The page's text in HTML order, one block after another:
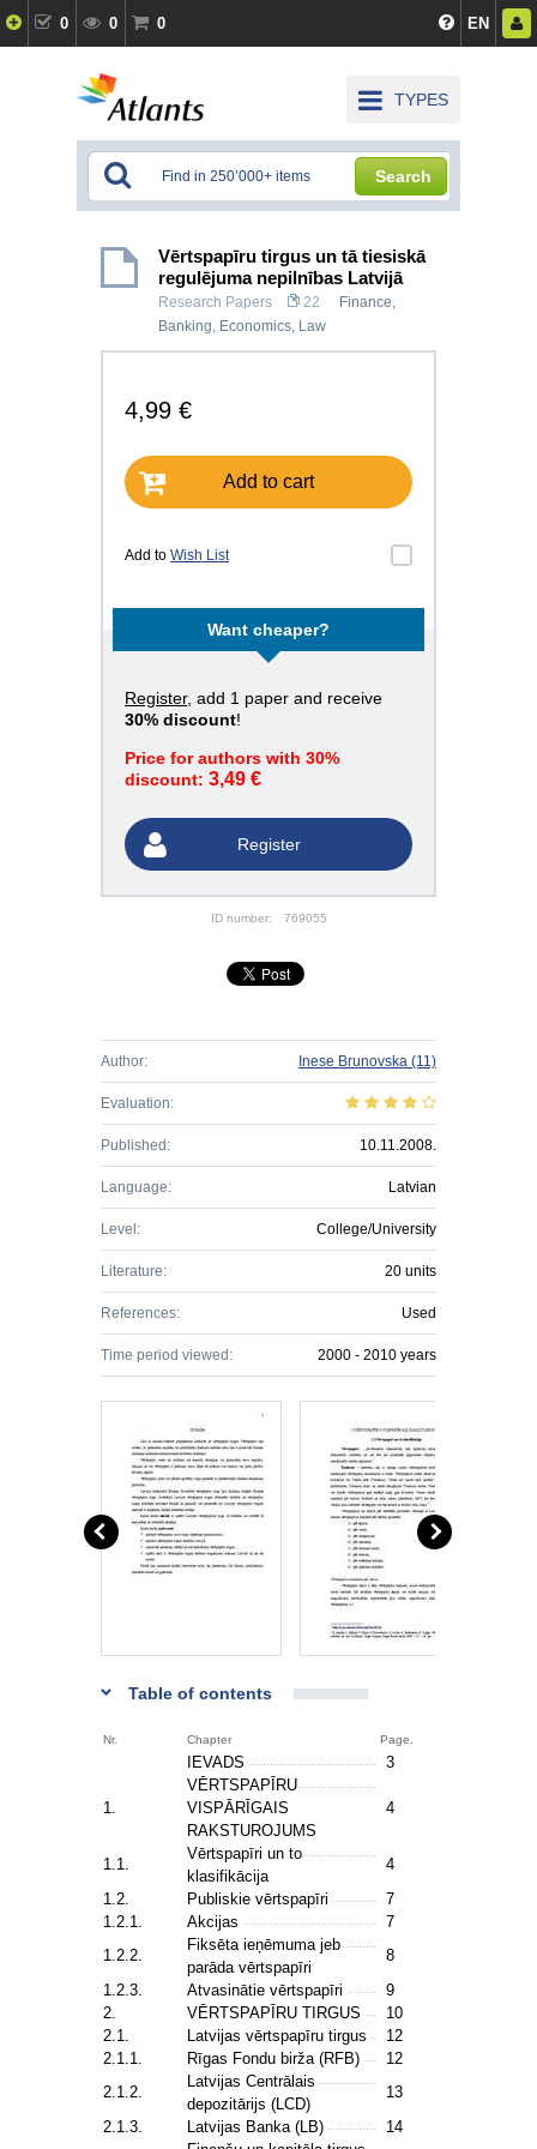
0 0 0 EN
TYPES
Search
Vērtspapīru tirgus un tā tiesiskā
regulējuma nepilnības Latvijā
Research Papers 22
Finance,
Banking, Economics, Law
4,99 €
Add to cart
Add to Wish List
Want cheaper?
Register, add 1 paper and receive
30% discount!
Price for authors with 30%
discount: 3,49 €
Register
ID number: 769055
Author: Inese Brunovska (11)
Evaluation:
Published: 10.11.2008.
Language: Latvian
Level: College/University
Literature: 20 units
References: Used
Time period viewed: 2000 - 2010 years
Table of contents
Nr. Chapter Page.
IEVADS 3
1.
VĒRTSPAPĪRU
VISPĀRĪGAIS
RAKSTUROJUMS
4
1.1.
Vērtspapīri un to
klasifikācija
4
1.2.
Publiskie vērtspapīri
7
1.2.1.
Akcijas
7
1.2.2.
Fiksēta ieņēmuma jeb
parāda vērtspapīri
8
1.2.3.
Atvasinātie vērtspapīri
9
2.
VĒRTSPAPĪRU TIRGUS
10
2.1.
Latvijas vērtspapīru tirgus
12
2.1.1.
Rīgas Fondu birža (RFB)
12
2.1.2.
Latvijas Centrālais
depozitārijs (LCD)
13
2.1.3.
Latvijas Banka (LB)
14